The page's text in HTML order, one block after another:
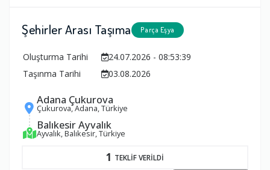
Şehirler Arası Taşıma Parça Eşya
Oluşturma Tarihi
24.07.2026 - 08:53:39
Taşınma Tarihi
03.08.2026
Adana Çukurova
Çukurova, Adana, Türkiye
Balıkesir Ayvalık
Ayvalık, Balıkesir, Türkiye
1 TEKLİF VERİLDİ